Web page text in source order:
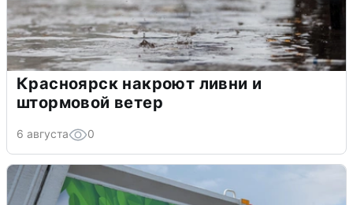
Красноярск накроют ливни и
штормовой ветер
6 августа 0